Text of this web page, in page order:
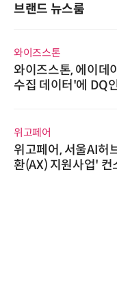
브랜드 뉴스룸
와이즈스톤
와이즈스톤, 에이데
수집 데이터'에 DQ
위고페어
위고페어, 서울AI허
환(AX) 지원사업' 컨